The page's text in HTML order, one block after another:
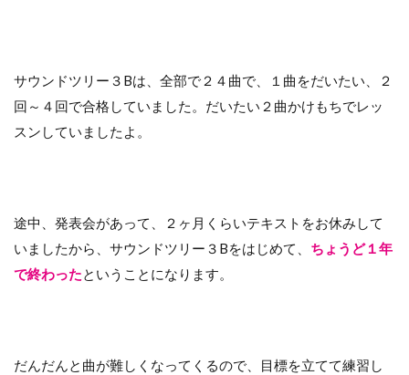
サウンドツリー３Bは、全部で２４曲で、１曲をだいたい、２
回～４回で合格していました。だいたい２曲かけもちでレッ
スンしていましたよ。
途中、発表会があって、２ヶ月くらいテキストをお休みして
いましたから、サウンドツリー３Bをはじめて、 ちょうど１年
で終わったということになります。
だんだんと曲が難しくなってくるので、目標を立てて練習し